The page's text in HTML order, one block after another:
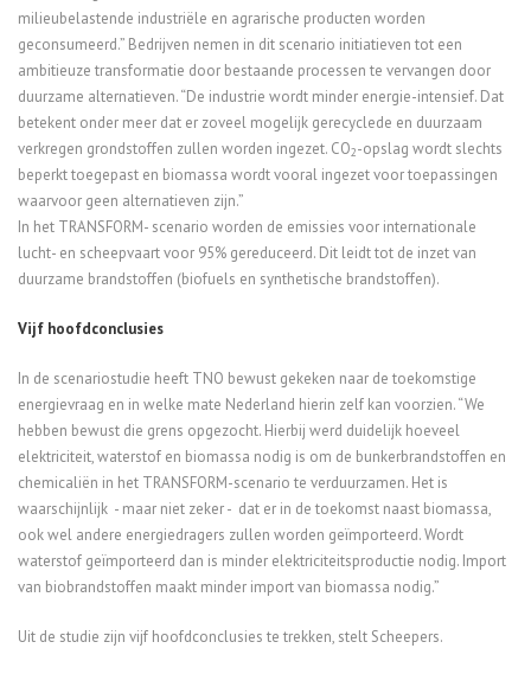
milieubelastende industriële en agrarische producten worden
geconsumeerd.” Bedrijven nemen in dit scenario initiatieven tot een
ambitieuze transformatie door bestaande processen te vervangen door
duurzame alternatieven. “De industrie wordt minder energie-intensief. Dat
betekent onder meer dat er zoveel mogelijk gerecyclede en duurzaam
verkregen grondstoffen zullen worden ingezet. CO2-opslag wordt slechts
beperkt toegepast en biomassa wordt vooral ingezet voor toepassingen
waarvoor geen alternatieven zijn.”
In het TRANSFORM- scenario worden de emissies voor internationale
lucht- en scheepvaart voor 95% gereduceerd. Dit leidt tot de inzet van
duurzame brandstoffen (biofuels en synthetische brandstoffen).
Vijf hoofdconclusies
In de scenariostudie heeft TNO bewust gekeken naar de toekomstige
energievraag en in welke mate Nederland hierin zelf kan voorzien. “We
hebben bewust die grens opgezocht. Hierbij werd duidelijk hoeveel
elektriciteit, waterstof en biomassa nodig is om de bunkerbrandstoffen en
chemicaliën in het TRANSFORM-scenario te verduurzamen. Het is
waarschijnlijk - maar niet zeker - dat er in de toekomst naast biomassa,
ook wel andere energiedragers zullen worden geïmporteerd. Wordt
waterstof geïmporteerd dan is minder elektriciteitsproductie nodig. Import
van biobrandstoffen maakt minder import van biomassa nodig.”
Uit de studie zijn vijf hoofdconclusies te trekken, stelt Scheepers.